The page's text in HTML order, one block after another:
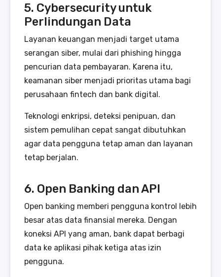
5. Cybersecurity untuk
Perlindungan Data
Layanan keuangan menjadi target utama
serangan siber, mulai dari phishing hingga
pencurian data pembayaran. Karena itu,
keamanan siber menjadi prioritas utama bagi
perusahaan fintech dan bank digital.
Teknologi enkripsi, deteksi penipuan, dan
sistem pemulihan cepat sangat dibutuhkan
agar data pengguna tetap aman dan layanan
tetap berjalan.
6. Open Banking dan API
Open banking memberi pengguna kontrol lebih
besar atas data finansial mereka. Dengan
koneksi API yang aman, bank dapat berbagi
data ke aplikasi pihak ketiga atas izin
pengguna.